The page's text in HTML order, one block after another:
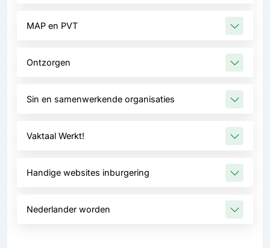
MAP en PVT
Ontzorgen
Sin en samenwerkende organisaties
Vaktaal Werkt!
Handige websites inburgering
Nederlander worden